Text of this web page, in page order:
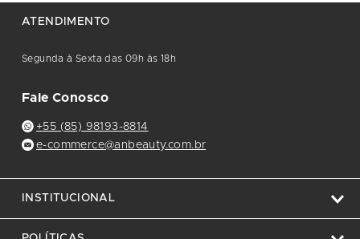
ATENDIMENTO
Segunda à Sexta das 09h às 18h
Fale Conosco
+55 (85) 98193-8814
e-commerce@anbeauty.com.br
INSTITUCIONAL